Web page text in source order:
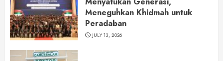
Meneguhkan Khidmah untuk
Peradaban
JULY 13, 2026